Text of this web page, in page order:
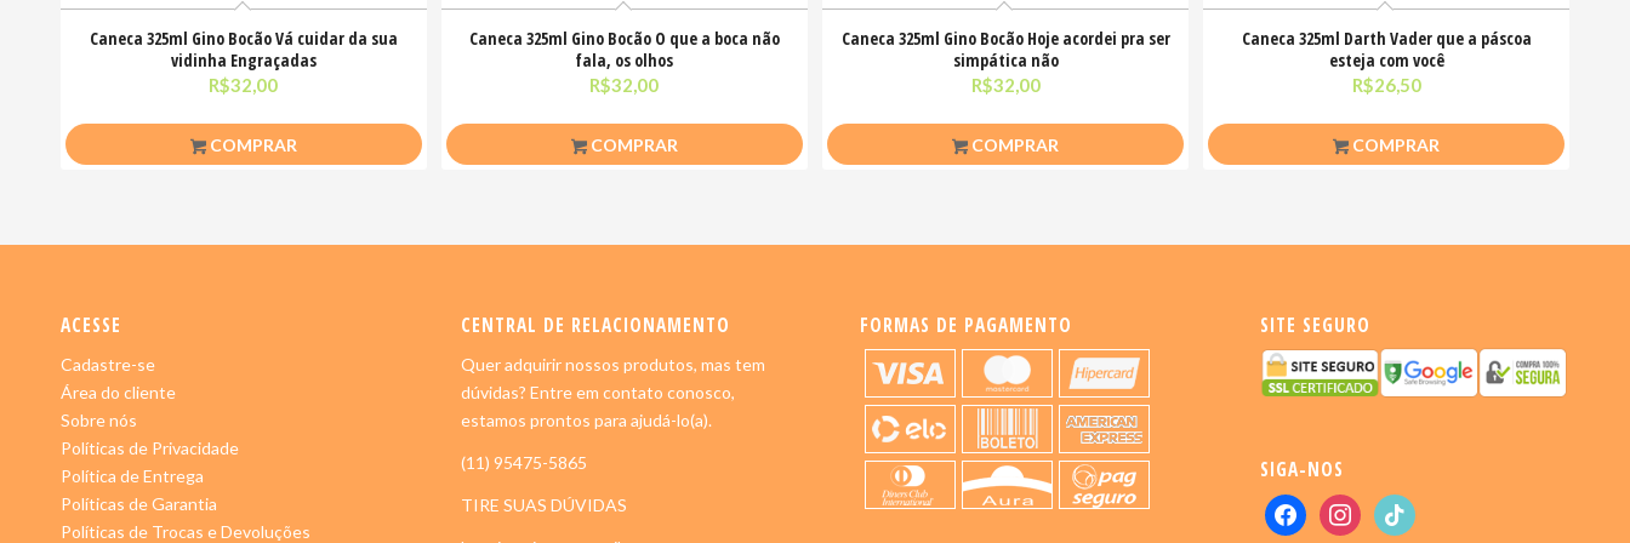
Caneca 325ml Gino Bocão Vá cuidar da sua
vidinha Engraçadas
R$32,00
COMPRAR
Caneca 325ml Gino Bocão O que a boca não
fala, os olhos
R$32,00
COMPRAR
Caneca 325ml Gino Bocão Hoje acordei pra ser
simpática não
R$32,00
COMPRAR
Caneca 325ml Darth Vader que a páscoa
esteja com você
R$26,50
COMPRAR
ACESSE
Cadastre-se
Área do cliente
Sobre nós
Políticas de Privacidade
Política de Entrega
Políticas de Garantia
Políticas de Trocas e Devoluções
CENTRAL DE RELACIONAMENTO
Quer adquirir nossos produtos, mas tem
dúvidas? Entre em contato conosco,
estamos prontos para ajudá-lo(a).
(11) 95475-5865
TIRE SUAS DÚVIDAS
FORMAS DE PAGAMENTO SITE SEGURO
SIGA-NOS